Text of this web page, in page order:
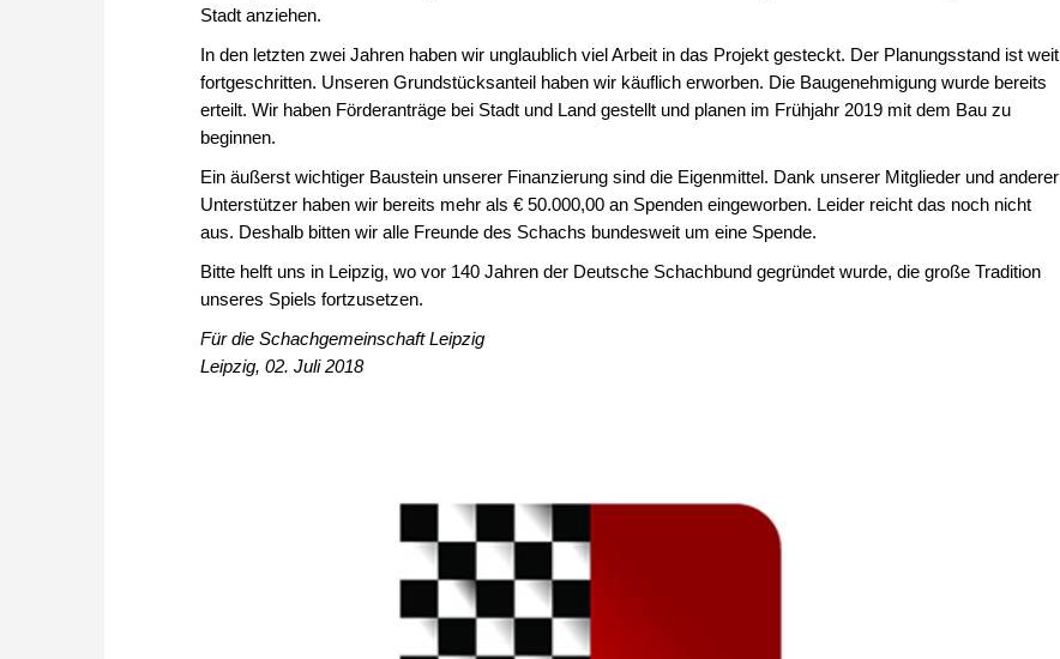
Stadt anziehen.
In den letzten zwei Jahren haben wir unglaublich viel Arbeit in das Projekt gesteckt. Der Planungsstand ist weit
fortgeschritten. Unseren Grundstücksanteil haben wir käuflich erworben. Die Baugenehmigung wurde bereits
erteilt. Wir haben Förderanträge bei Stadt und Land gestellt und planen im Frühjahr 2019 mit dem Bau zu
beginnen.
Ein äußerst wichtiger Baustein unserer Finanzierung sind die Eigenmittel. Dank unserer Mitglieder und anderer
Unterstützer haben wir bereits mehr als € 50.000,00 an Spenden eingeworben. Leider reicht das noch nicht
aus. Deshalb bitten wir alle Freunde des Schachs bundesweit um eine Spende.
Bitte helft uns in Leipzig, wo vor 140 Jahren der Deutsche Schachbund gegründet wurde, die große Tradition
unseres Spiels fortzusetzen.
Für die Schachgemeinschaft Leipzig
Leipzig, 02. Juli 2018